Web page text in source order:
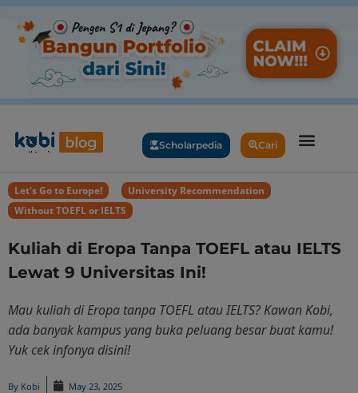
Scholarpedia Cari
Let's Go to Europe! University Recommendation
Without TOEFL or IELTS
Kuliah di Eropa Tanpa TOEFL atau IELTS
Lewat 9 Universitas Ini!
Mau kuliah di Eropa tanpa TOEFL atau IELTS? Kawan Kobi,
ada banyak kampus yang buka peluang besar buat kamu!
Yuk cek infonya disini!
By Kobi May 23, 2025